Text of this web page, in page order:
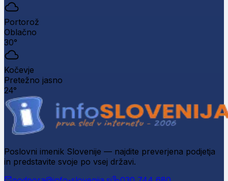
Portorož
Oblačno
30°
Kočevje
Pretežno jasno
24°
Poslovni imenik Slovenije — najdite preverjena podjetja
in predstavite svoje po vsej državi.